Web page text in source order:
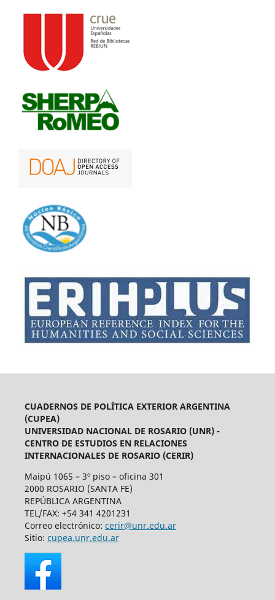
CUADERNOS DE POLÍTICA EXTERIOR ARGENTINA
(CUPEA)
UNIVERSIDAD NACIONAL DE ROSARIO (UNR) -
CENTRO DE ESTUDIOS EN RELACIONES
INTERNACIONALES DE ROSARIO (CERIR)
Maipú 1065 – 3º piso – oficina 301
2000 ROSARIO (SANTA FE)
REPÚBLICA ARGENTINA
TEL/FAX: +54 341 4201231
Correo electrónico: cerir@unr.edu.ar
Sitio: cupea.unr.edu.ar